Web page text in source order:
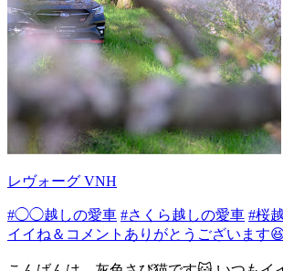
レヴォーグ VNH
#◯◯越しの愛車 #さくら越しの愛車 #桜
イイね＆コメントありがとうございます